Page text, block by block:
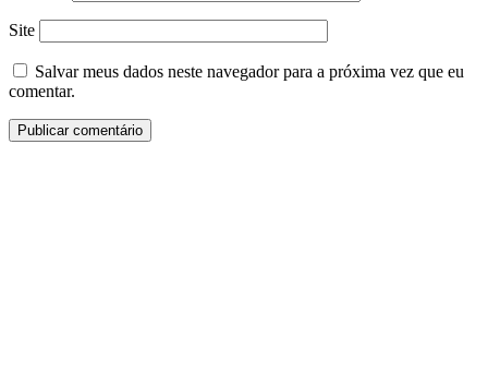
Site
Salvar meus dados neste navegador para a próxima vez que eu
comentar.